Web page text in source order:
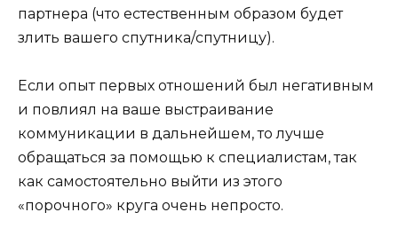
партнера (что естественным образом будет
злить вашего спутника/спутницу).
Если опыт первых отношений был негативным
и повлиял на ваше выстраивание
коммуникации в дальнейшем, то лучше
обращаться за помощью к специалистам, так
как самостоятельно выйти из этого
«порочного» круга очень непросто.